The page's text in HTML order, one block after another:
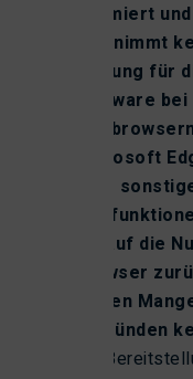
optimiert
übernimmt
Haftung für
Software
Microsoft
oder
die auf die
Browser
keinen
begründen
Die